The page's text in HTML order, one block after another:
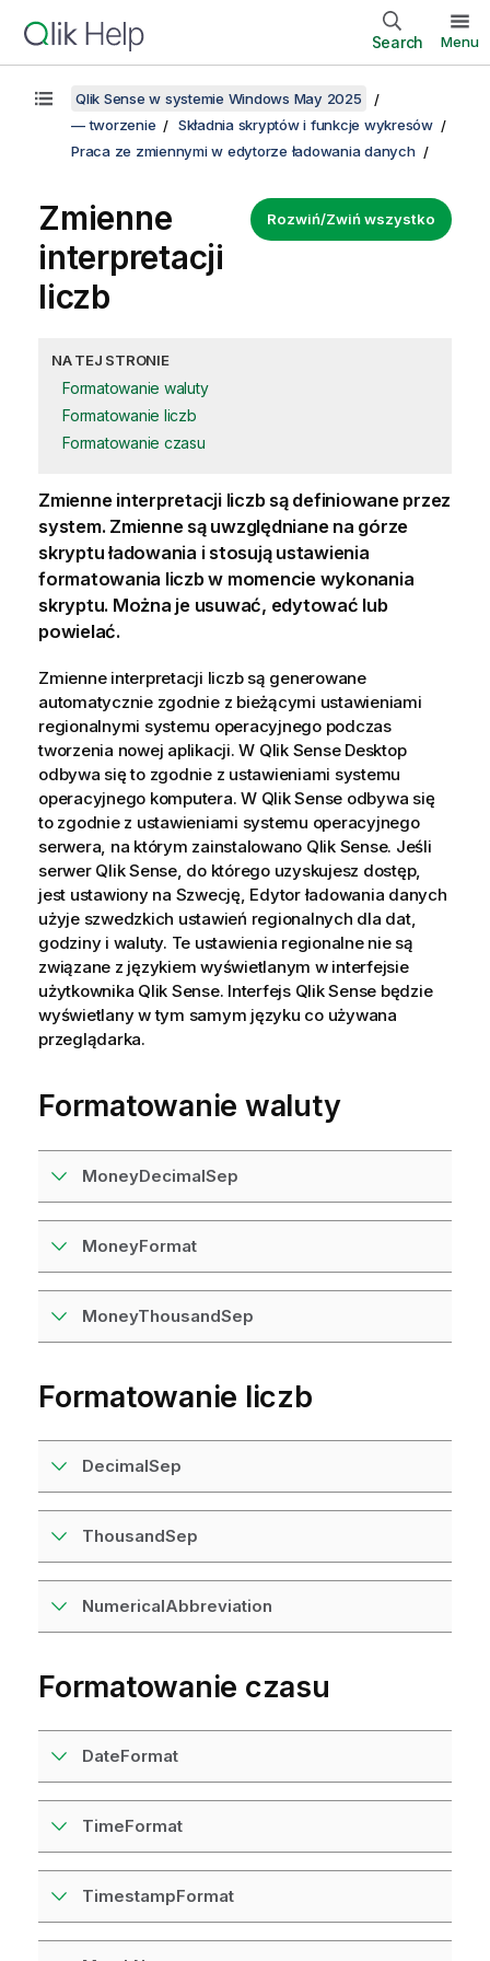
Search Menu
Qlik Sense w systemie Windows May 2025
— tworzenie
Składnia skryptów i funkcje wykresów
Praca ze zmiennymi w edytorze ładowania danych
Rozwiń/Zwiń wszystko
Zmienne
interpretacji
liczb
NA TEJ STRONIE
Formatowanie waluty
Formatowanie liczb
Formatowanie czasu
Zmienne interpretacji liczb są definiowane przez
system. Zmienne są uwzględniane na górze
skryptu ładowania i stosują ustawienia
formatowania liczb w momencie wykonania
skryptu. Można je usuwać, edytować lub
powielać.
Zmienne interpretacji liczb są generowane
automatycznie zgodnie z bieżącymi ustawieniami
regionalnymi systemu operacyjnego podczas
tworzenia nowej aplikacji. W Qlik Sense Desktop
odbywa się to zgodnie z ustawieniami systemu
operacyjnego komputera. W Qlik Sense odbywa się
to zgodnie z ustawieniami systemu operacyjnego
serwera, na którym zainstalowano Qlik Sense. Jeśli
serwer Qlik Sense, do którego uzyskujesz dostęp,
jest ustawiony na Szwecję, Edytor ładowania danych
użyje szwedzkich ustawień regionalnych dla dat,
godziny i waluty. Te ustawienia regionalne nie są
związane z językiem wyświetlanym w interfejsie
użytkownika Qlik Sense. Interfejs Qlik Sense będzie
wyświetlany w tym samym języku co używana
przeglądarka.
Formatowanie waluty
MoneyDecimalSep
MoneyFormat
MoneyThousandSep
Formatowanie liczb
DecimalSep
ThousandSep
NumericalAbbreviation
Formatowanie czasu
DateFormat
TimeFormat
TimestampFormat